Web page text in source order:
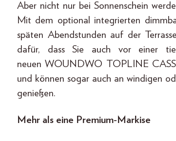
Aber nicht nur bei Sonnenschein
Mit dem optional integrierten
späten Abendstunden auf der
dafür, dass Sie auch vor einer
neuen WOUNDWO TOPLINE
und können sogar auch an windigen
genießen.
Mehr als eine Premium-Markise